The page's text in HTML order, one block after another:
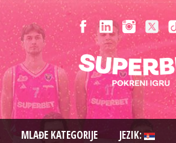
MLAĐE KATEGORIJE JEZIK: